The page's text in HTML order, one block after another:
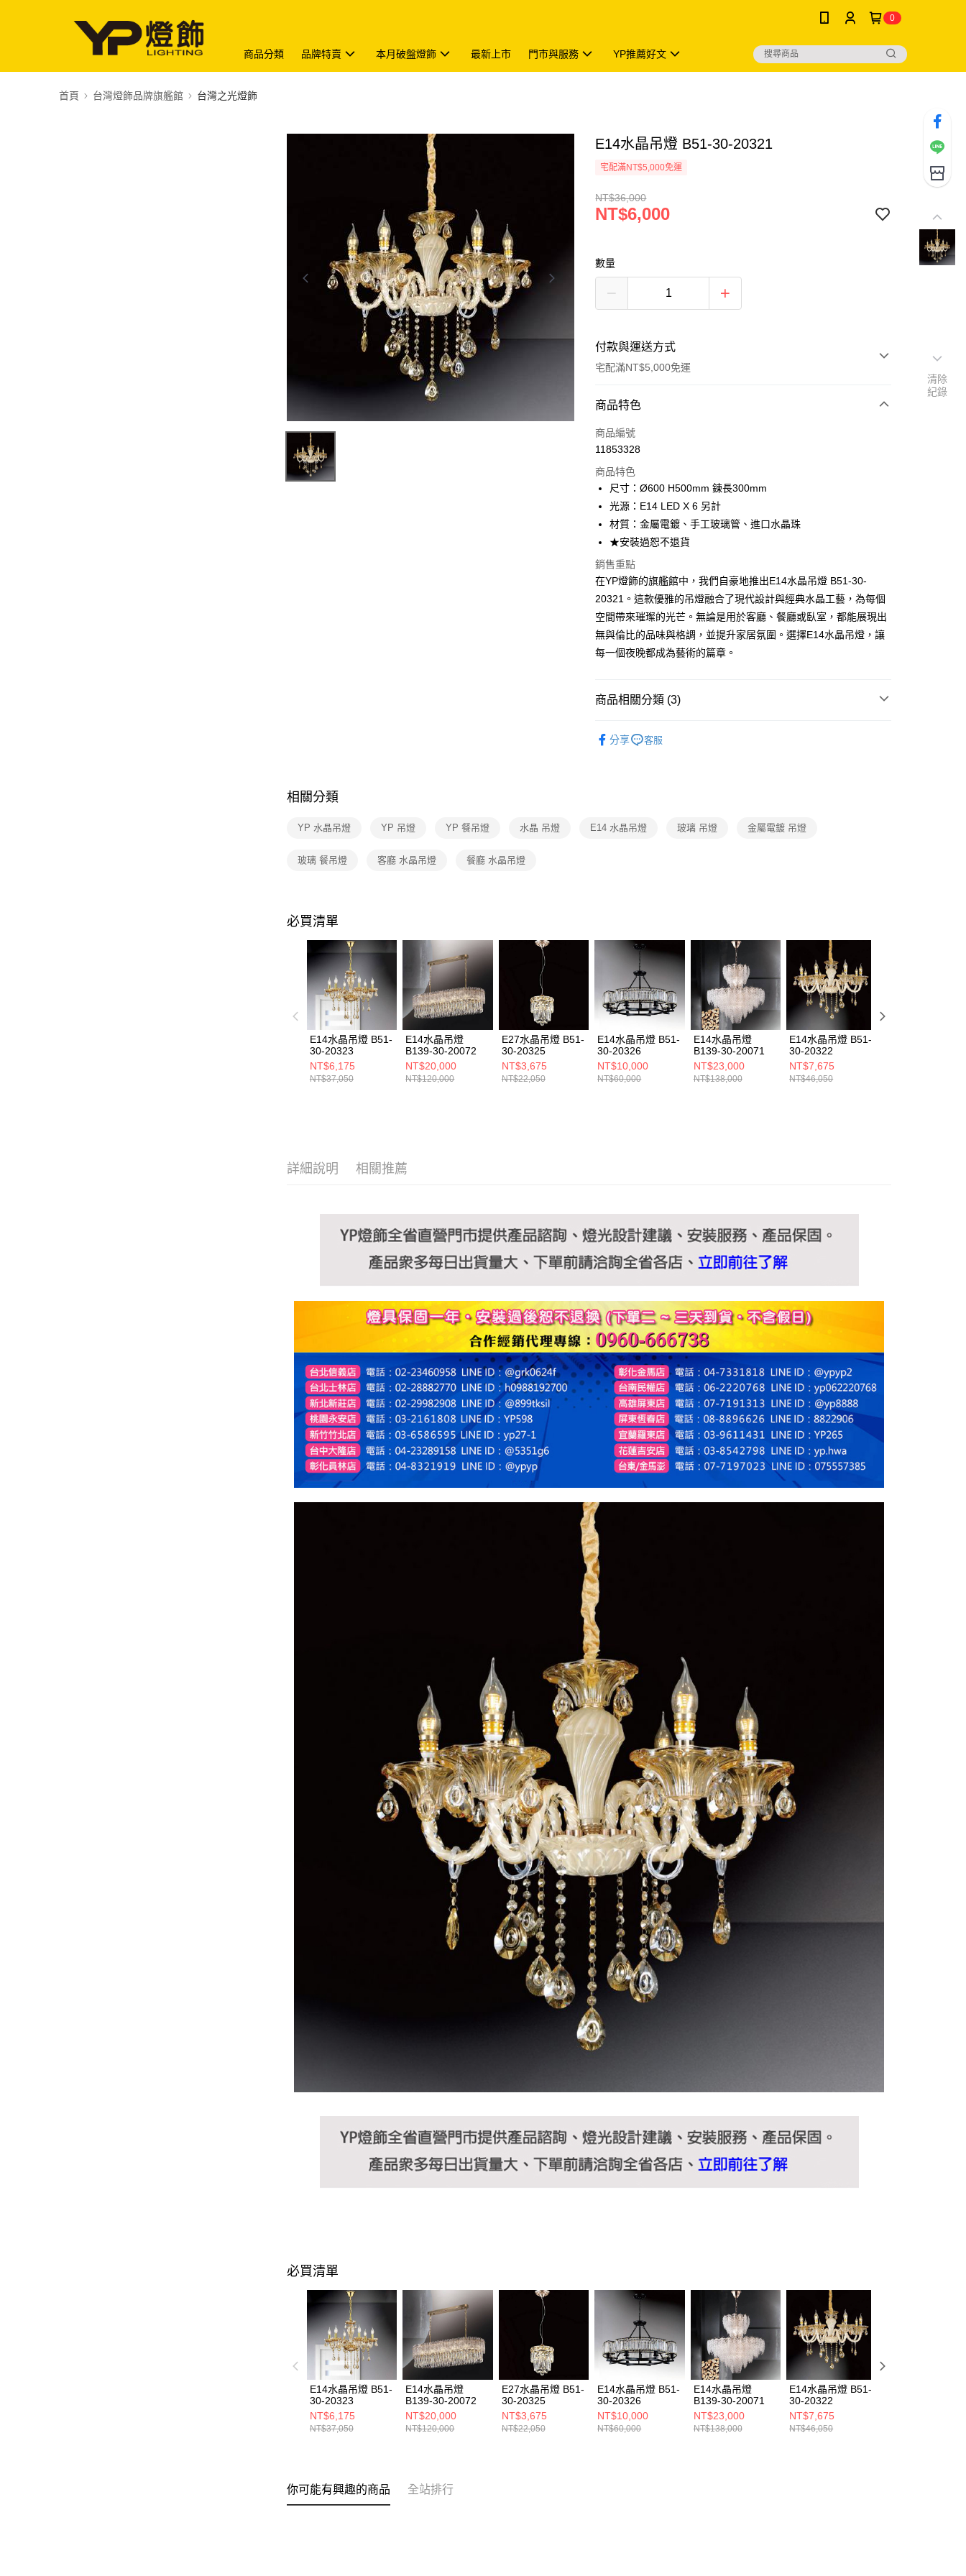
0
商品分類 品牌特賣 本月破盤燈飾 最新上市 門市與服務 YP推薦好文
首頁 台灣燈飾品牌旗艦館 台灣之光燈飾
E14水晶吊燈 B51-30-20321
宅配滿NT$5,000免運
NT$36,000
NT$6,000
數量
付款與運送方式
宅配滿NT$5,000免運
付款方式
信用卡一次付款
Apple Pay
街口支付
悠遊付
Google Pay
AFTEE先享後付
相關說明
【關於「AFTEE先享後付」】
AFTEE先享後付是「在收到商品之後才付款」的支付方式。 讓您購物簡單
２．便利：只要手機號碼，簡訊認證，即可結帳。
【「AFTEE先享後付」結帳流程】
絡購買商品的店家。未經商家同意取消之訂單仍視為有效，需透過AFTEE
求債權轉讓予恩沛科技股份有限公司。
２．關於個人資料處理事宜，請瀏覽以下網址：
https://aftee.tw/terms/#terms3
３．未成年的使用者請事先徵得法定代理人或監護人之同意方可使用
「AFTEE先享後付」，若未經同意申辦者引起之損失，本公司不負相關責
任。
４．使用「AFTEE先享後付」時，將依據個別帳號之用戶狀況，依本公司
即時審查核予不同之上限額度；若仍有額度不足之情形，本公司將視審查
結果請求用戶進行身份認證。
５．嚴禁一人註冊多個帳號或使用他人資訊註冊。若發現惡意使用之情
形，恩沛科技股份有限公司將有權停止該用戶之使用額度並採取法律行
ATM付款
運送方式
新竹貨運宅配
商品特色
商品編號
11853328
商品特色
尺寸：Ø600 H500mm 鍊長300mm
光源：E14 LED X 6 另計
材質：金屬電鍍、手工玻璃管、進口水晶珠
★安裝過恕不退貨
銷售重點
在YP燈飾的旗艦館中，我們自豪地推出E14水晶吊燈 B51-30-
20321。這款優雅的吊燈融合了現代設計與經典水晶工藝，為每個
空間帶來璀璨的光芒。無論是用於客廳、餐廳或臥室，都能展現出
無與倫比的品味與格調，並提升家居氛圍。選擇E14水晶吊燈，讓
每一個夜晚都成為藝術的篇章。
商品相關分類 (3)
分享 客服
相關分類
YP 水晶吊燈 YP 吊燈 YP 餐吊燈 水晶 吊燈 E14 水晶吊燈 玻璃 吊燈 金屬電鍍 吊燈
玻璃 餐吊燈 客廳 水晶吊燈 餐廳 水晶吊燈
必買清單
E14水晶吊燈 B51-
30-20323
NT$6,175
NT$37,050
E14水晶吊燈
B139-30-20072
NT$20,000
NT$120,000
E27水晶吊燈 B51-
30-20325
NT$3,675
NT$22,050
E14水晶吊燈 B51-
30-20326
NT$10,000
NT$60,000
E14水晶吊燈
B139-30-20071
NT$23,000
NT$138,000
E14水晶吊燈 B51-
30-20322
NT$7,675
NT$46,050
詳細說明 相關推薦
必買清單
E14水晶吊燈 B51-
30-20323
NT$6,175
NT$37,050
E14水晶吊燈
B139-30-20072
NT$20,000
NT$120,000
E27水晶吊燈 B51-
30-20325
NT$3,675
NT$22,050
E14水晶吊燈 B51-
30-20326
NT$10,000
NT$60,000
E14水晶吊燈
B139-30-20071
NT$23,000
NT$138,000
E14水晶吊燈 B51-
30-20322
NT$7,675
NT$46,050
你可能有興趣的商品 全站排行
清除
紀錄